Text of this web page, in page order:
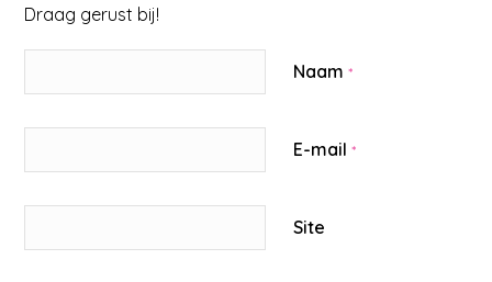
Draag gerust bij!
Naam*
E-mail*
Site